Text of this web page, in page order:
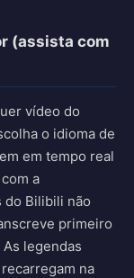
(assista com
vídeo do
o idioma de
em tempo real
a
do Bilibili não
primeiro
As legendas
na